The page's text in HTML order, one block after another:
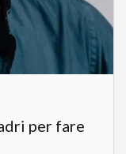
per fare